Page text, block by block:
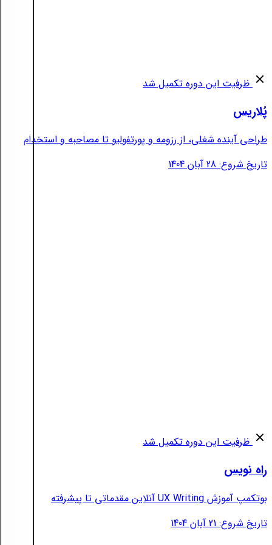
ظرفیت این دوره تکمیل شد
پُلاریس
طراحی آینده شغلی، از رزومه و پورتفولیو تا مصاحبه و استخدام
تاریخ شروع: 28 آبان 1404
ظرفیت این دوره تکمیل شد
راه نویس
بوتکمپ آموزش UX Writing آنلاین مقدماتی تا پیشرفته
تاریخ شروع: 21 آبان 1404